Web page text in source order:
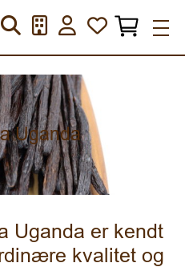
Uganda
Uganda er kendt
kvalitet og